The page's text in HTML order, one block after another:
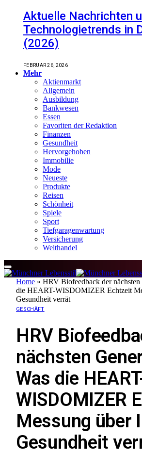
Aktuelle Nachrichten
Technologietrends in
(2026)
FEBRUAR 26, 2026
Mehr
Aktienmarkt
Allgemein
Ausbildung
Bankwesen
Essen
Favoriten der Redaktion
Finanzen
Gesundheit
Hervorgehoben
Immobilie
Mode
Neueste
Produkte
Reisen
Schönheit
Spiele
Sport
Tiefgaragenwartung
Versicherung
Welthandel
Home » HRV Biofeedback der nächsten
die HEART-WISDOMIZER Echtzeit
Gesundheit verrät
GESCHÄFT
HRV
nächsten
Was die
WISDOMIZER
Messung über
Gesundheit